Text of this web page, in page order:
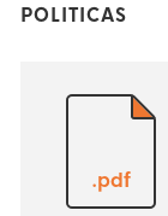
POLITICAS
.pdf